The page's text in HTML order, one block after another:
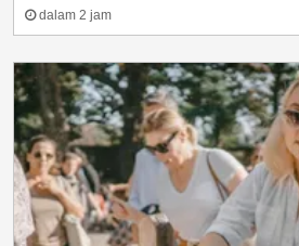
dalam 2 jam